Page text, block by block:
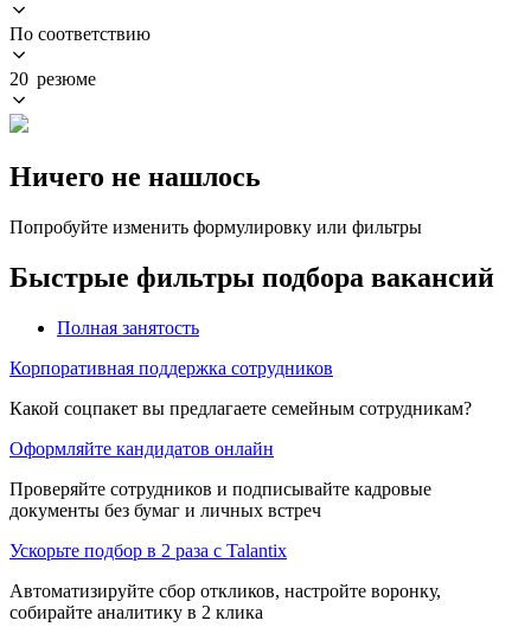
По соответствию
20 резюме
Ничего не нашлось
Попробуйте изменить формулировку или фильтры
Быстрые фильтры подбора вакансий
Полная занятость
Корпоративная поддержка сотрудников
Какой соцпакет вы предлагаете семейным сотрудникам?
Оформляйте кандидатов онлайн
Проверяйте сотрудников и подписывайте кадровые
документы без бумаг и личных встреч
Ускорьте подбор в 2 раза с Talantix
Автоматизируйте сбор откликов, настройте воронку,
собирайте аналитику в 2 клика